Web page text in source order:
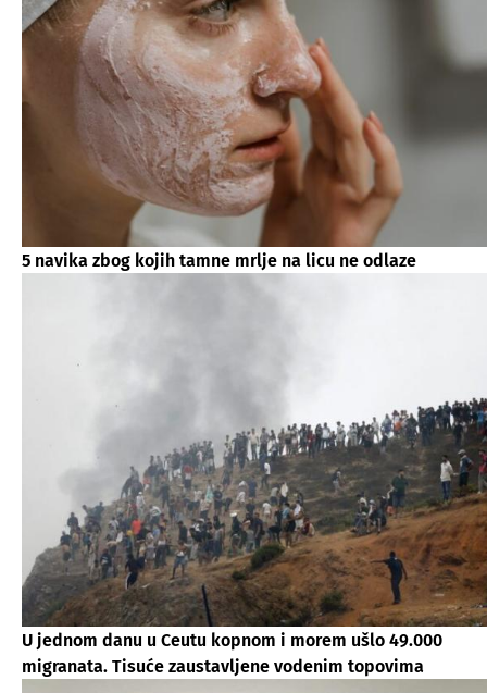
5 navika zbog kojih tamne mrlje na licu ne odlaze
U jednom danu u Ceutu kopnom i morem ušlo 49.000
migranata. Tisuće zaustavljene vodenim topovima